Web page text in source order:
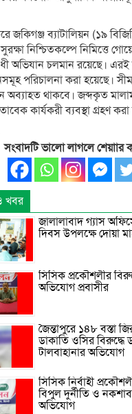
জকিগঞ্জ ব্যাটালিয়ন (১৯
নিশ্চিতকল্পে নিমিত্তে
অভিযান চলমান রয়েছে।
পরিচালনা করা হয়েছে।
থাকবে। জব্দকৃত
কার্যকরী ব্যবস্থা গ্রহণ করা
সংবাদটি ভালো লাগলে শেয়াার
খবর
জালালাবাদ গ্যাস
দিবস উপলক্ষে দোয়া
সিসিক প্রকৌশলীর
অভিযোগ প্রবাসীর
জৈন্তাপুরে ১৪৮ বস্তা
ডাকাতি ওসির
টালবাহানার অভিযোগ
সিসিক নির্বাহী
বিপুল দুর্নীতি ও
অভিযোগ